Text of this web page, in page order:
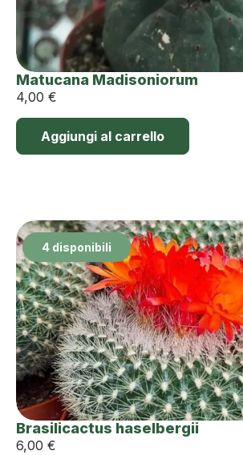
Matucana Madisoniorum
4,00 €
Aggiungi al carrello
4 disponibili
Brasilicactus haselbergii
6,00 €